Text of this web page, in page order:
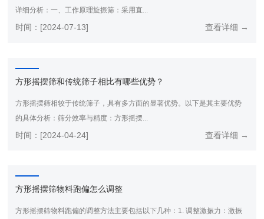
详细分析：一、工作原理旋振筛：采用直...
查看详细 →
时间：[2024-07-13]
方形摇摆筛和传统筛子相比有哪些优势？
方形摇摆筛相较于传统筛子，具有多方面的显著优势。以下是其主要优势
的具体分析：筛分效率与精度：方形摇摆...
查看详细 →
时间：[2024-04-24]
方形摇摆筛物料跑偏怎么调整
方形摇摆筛物料跑偏的调整方法主要包括以下几种：1. 调整激振力：激振